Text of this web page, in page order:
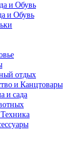
и Обувь
и Обувь
отдых
и Канцтовары
и сада